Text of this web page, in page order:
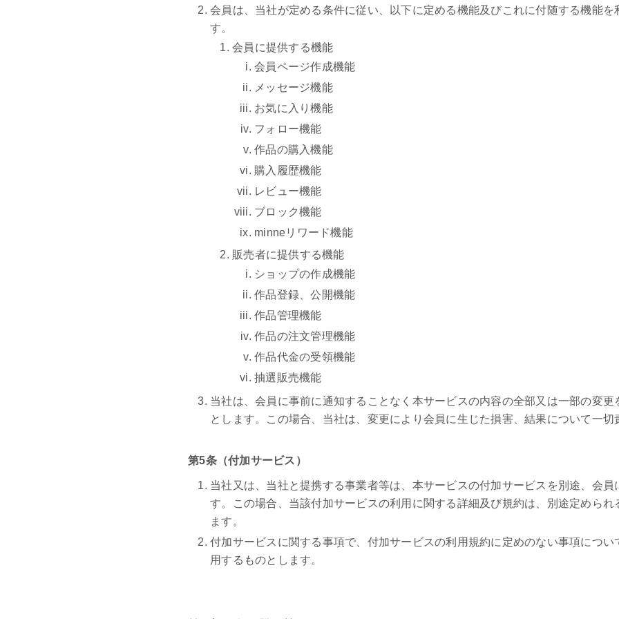
会員は、当社が定める条件に従い、以下に定める機能及びこれに付随する機能を
す。
会員に提供する機能
会員ページ作成機能
メッセージ機能
お気に入り機能
フォロー機能
作品の購入機能
購入履歴機能
レビュー機能
ブロック機能
minneリワード機能
販売者に提供する機能
ショップの作成機能
作品登録、公開機能
作品管理機能
作品の注文管理機能
作品代金の受領機能
抽選販売機能
当社は、会員に事前に通知することなく本サービスの内容の全部又は一部の変
とします。この場合、当社は、変更により会員に生じた損害、結果について一切
第5条（付加サービス）
当社又は、当社と提携する事業者等は、本サービスの付加サービスを別途、会員
す。この場合、当該付加サービスの利用に関する詳細及び規約は、別途定められ
ます。
付加サービスに関する事項で、付加サービスの利用規約に定めのない事項につい
用するものとします。